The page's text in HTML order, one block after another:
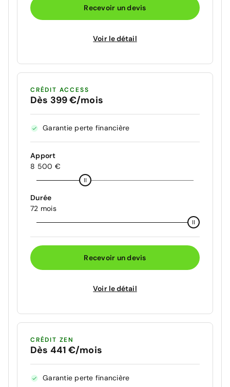
Recevoir un devis
Voir le détail
CRÉDIT ACCESS
Dès 399 €/mois
Garantie perte financière
Apport
8 500 €
Durée
72 mois
Recevoir un devis
Voir le détail
CRÉDIT ZEN
Dès 441 €/mois
Garantie perte financière